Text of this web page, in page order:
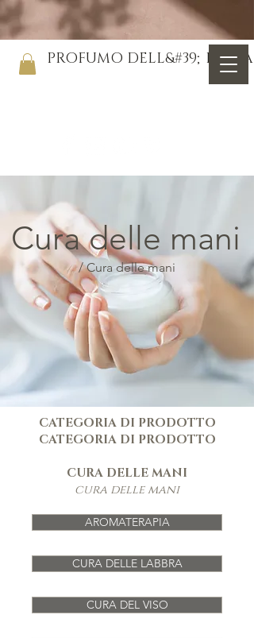
PROFUMO DELL&#39;ISTRIA
Cura delle mani
/ Cura delle mani
CATEGORIA DI PRODOTTO
CATEGORIA DI PRODOTTO
CURA DELLE MANI
cura delle mani
AROMATERAPIA
CURA DELLE LABBRA
CURA DEL VISO